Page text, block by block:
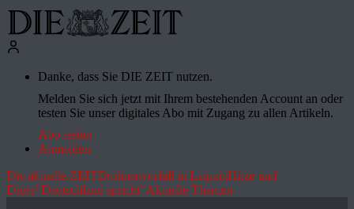
Danke, dass Sie DIE ZEIT nutzen.
Melden Sie sich jetzt mit Ihrem bestehenden Account an oder
testen Sie unser digitales Abo mit Zugang zu allen Artikeln.
Abo testen
Anmelden
Die aktuelle ZEITDrohnenvorfall in LeipzigHitze und
Dürre"Deutschland spricht"Aktuelle Themen